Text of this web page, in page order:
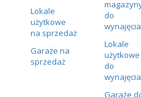
Lokale
użytkowe
na sprzedaż
Garaże na
sprzedaż
do
wynajęcia
Lokale
użytkowe
do
wynajęcia
Garaże